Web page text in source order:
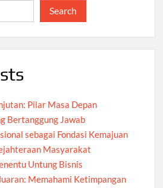
Search
Pilar Masa Depan
Bertanggung Jawab
sebagai Fondasi Kemajuan
Masyarakat
Untung Bisnis
Memahami Ketimpangan